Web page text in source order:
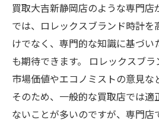
買取大吉新静岡店のような専門店
では、ロレックスブランド時計を
けでなく、専門的な知識に基づ
も期待できます。 ロレックスブラ
市場価値やエコノミストの意見な
そのため、一般的な買取店では
ないことが多いのですが、専門